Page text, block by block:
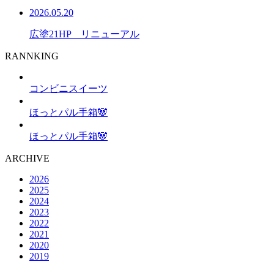
2026.05.20
広塗21HP リニューアル
RANNKING
コンビニスイーツ
ほっとパル手箱🐼
ほっとパル手箱🐼
ARCHIVE
2026
2025
2024
2023
2022
2021
2020
2019